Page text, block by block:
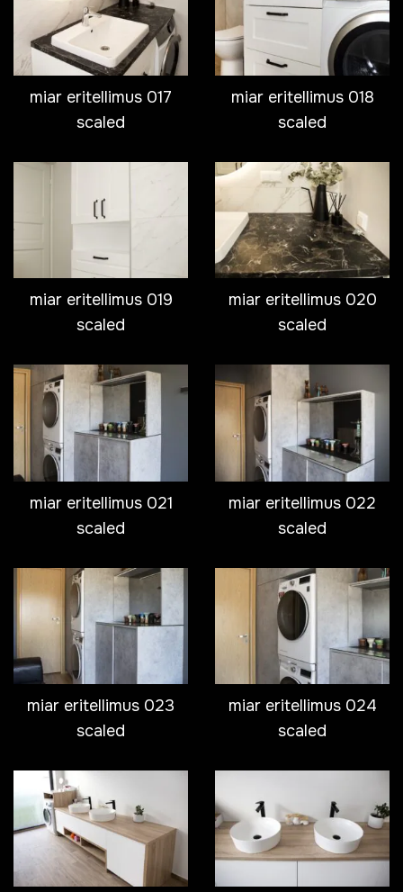
miar eritellimus 017
scaled
miar eritellimus 018
scaled
miar eritellimus 019
scaled
miar eritellimus 020
scaled
miar eritellimus 021
scaled
miar eritellimus 022
scaled
miar eritellimus 023
scaled
miar eritellimus 024
scaled